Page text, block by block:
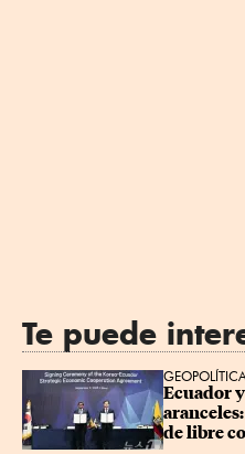
Te puede
Ecuador
de libre